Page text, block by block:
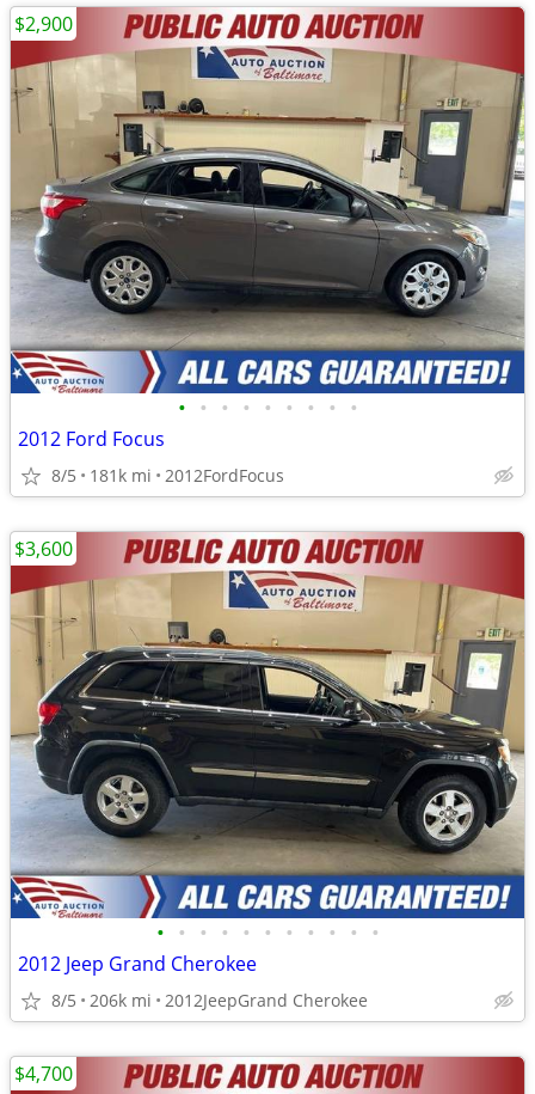
• • • • • • • • •
2012 Ford Focus
8/5 181k mi 2012FordFocus
$2,900
• • • • • • • • • • •
2012 Jeep Grand Cherokee
8/5 206k mi 2012JeepGrand Cherokee
$3,600
$4,700